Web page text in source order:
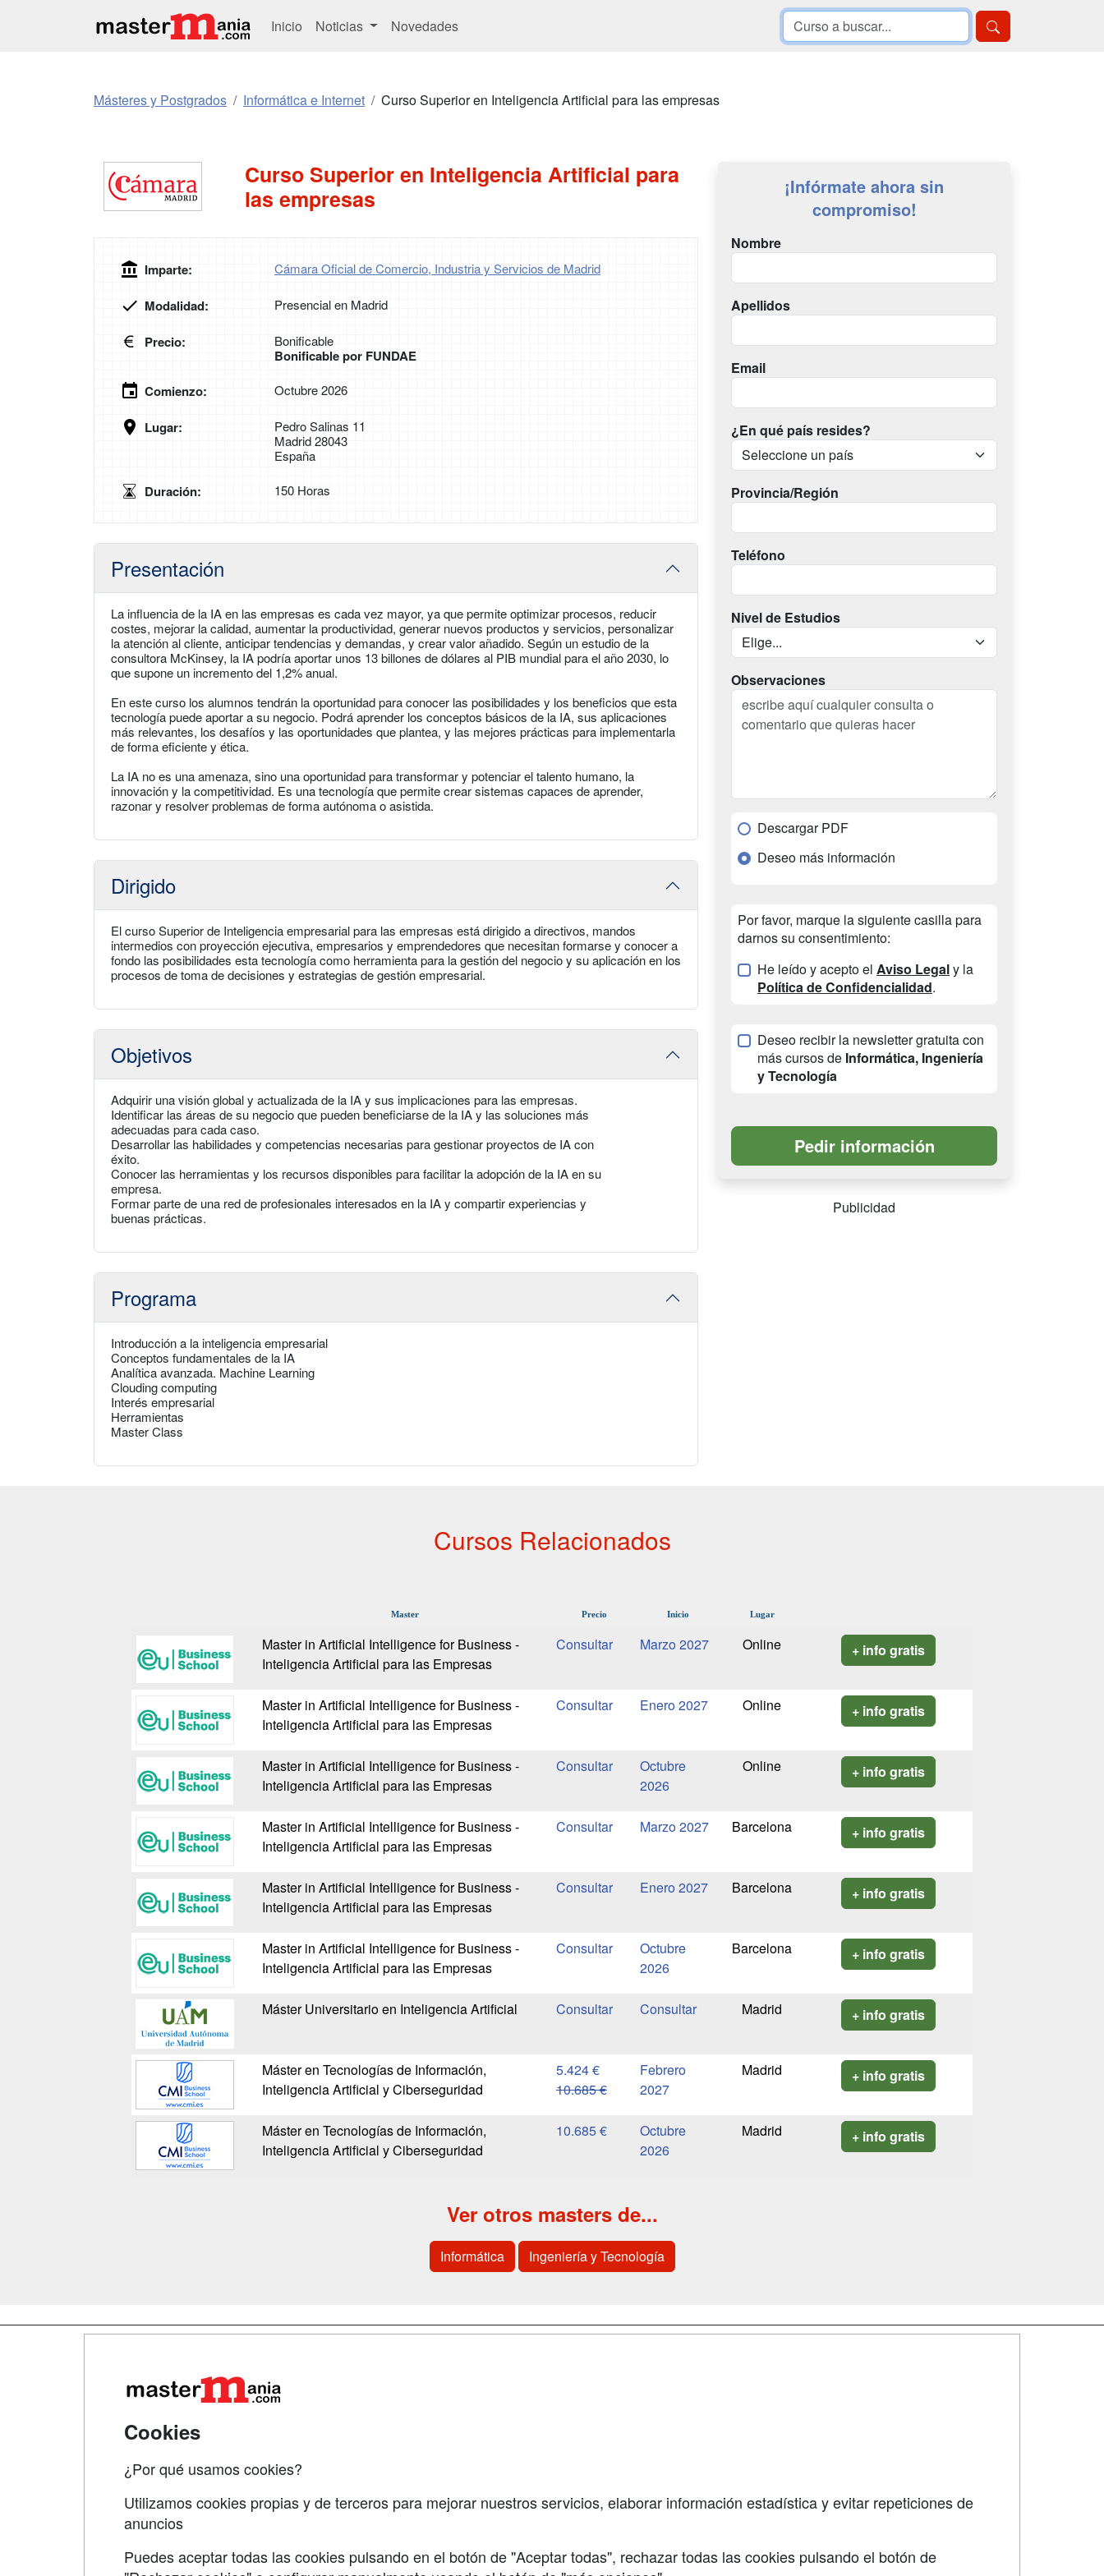
Inicio Noticias Novedades
Másteres y Postgrados Informática e Internet Curso Superior en Inteligencia Artificial para las empresas
Curso Superior en Inteligencia Artificial para
las empresas
Imparte: Cámara Oficial de Comercio, Industria y Servicios de Madrid
Modalidad: Presencial en Madrid
Precio: Bonificable
Bonificable por FUNDAE
Comienzo:
Octubre 2026
Lugar:
Pedro Salinas 11
Madrid 28043
España
Duración: 150 Horas
Presentación
La influencia de la IA en las empresas es cada vez mayor, ya que permite optimizar procesos, reducir
costes, mejorar la calidad, aumentar la productividad, generar nuevos productos y servicios, personalizar
la atención al cliente, anticipar tendencias y demandas, y crear valor añadido. Según un estudio de la
consultora McKinsey, la IA podría aportar unos 13 billones de dólares al PIB mundial para el año 2030, lo
que supone un incremento del 1,2% anual.
En este curso los alumnos tendrán la oportunidad para conocer las posibilidades y los beneficios que esta
tecnología puede aportar a su negocio. Podrá aprender los conceptos básicos de la IA, sus aplicaciones
más relevantes, los desafíos y las oportunidades que plantea, y las mejores prácticas para implementarla
de forma eficiente y ética.
La IA no es una amenaza, sino una oportunidad para transformar y potenciar el talento humano, la
innovación y la competitividad. Es una tecnología que permite crear sistemas capaces de aprender,
razonar y resolver problemas de forma autónoma o asistida.
Dirigido
El curso Superior de Inteligencia empresarial para las empresas está dirigido a directivos, mandos
intermedios con proyección ejecutiva, empresarios y emprendedores que necesitan formarse y conocer a
fondo las posibilidades esta tecnología como herramienta para la gestión del negocio y su aplicación en los
procesos de toma de decisiones y estrategias de gestión empresarial.
Objetivos
Adquirir una visión global y actualizada de la IA y sus implicaciones para las empresas.
Identificar las áreas de su negocio que pueden beneficiarse de la IA y las soluciones más
adecuadas para cada caso.
Desarrollar las habilidades y competencias necesarias para gestionar proyectos de IA con
éxito.
Conocer las herramientas y los recursos disponibles para facilitar la adopción de la IA en su
empresa.
Formar parte de una red de profesionales interesados en la IA y compartir experiencias y
buenas prácticas.
Programa
Introducción a la inteligencia empresarial
Conceptos fundamentales de la IA
Analítica avanzada. Machine Learning
Clouding computing
Interés empresarial
Herramientas
Master Class
¡Infórmate ahora sin
compromiso!
Nombre
Apellidos
Email
¿En qué país resides?
Provincia/Región
Teléfono
Nivel de Estudios
Observaciones
Descargar PDF
Deseo más información
Por favor, marque la siguiente casilla para
darnos su consentimiento:
He leído y acepto el Aviso Legaly la
Política de Confidencialidad.
Deseo recibir la newsletter gratuita con
más cursos de Informática, Ingeniería
y Tecnología
Publicidad
Cursos Relacionados
Master Precio Inicio Lugar
Master in Artificial Intelligence for Business -
Inteligencia Artificial para las Empresas
Marzo 2027 Online + info gratis
Master in Artificial Intelligence for Business -
Inteligencia Artificial para las Empresas
Enero 2027 Online + info gratis
Master in Artificial Intelligence for Business -
Inteligencia Artificial para las Empresas
Octubre
2026
Online + info gratis
Master in Artificial Intelligence for Business -
Inteligencia Artificial para las Empresas
Marzo 2027 Barcelona + info gratis
Master in Artificial Intelligence for Business -
Inteligencia Artificial para las Empresas
Enero 2027 Barcelona + info gratis
Master in Artificial Intelligence for Business -
Inteligencia Artificial para las Empresas
Octubre
2026
Barcelona + info gratis
Máster Universitario en Inteligencia Artificial Madrid + info gratis
Máster en Tecnologías de Información,
Inteligencia Artificial y Ciberseguridad
5.424 €
10.685 €
Febrero
2027
Madrid + info gratis
Máster en Tecnologías de Información,
Inteligencia Artificial y Ciberseguridad
10.685 €
Octubre
2026
Madrid + info gratis
Ver otros masters de...
Informática Ingeniería y Tecnología
Cookies
¿Por qué usamos cookies?
Utilizamos cookies propias y de terceros para mejorar nuestros servicios, elaborar información estadística y evitar repeticiones de
anuncios
Puedes aceptar todas las cookies pulsando en el botón de "Aceptar todas", rechazar todas las cookies pulsando el botón de